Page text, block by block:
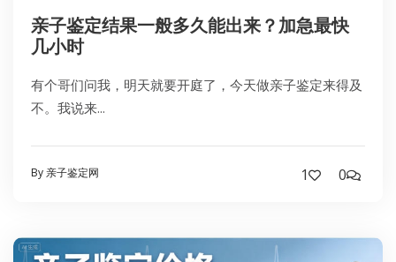
亲子鉴定结果一般多久能出来？加急最快
几小时
有个哥们问我，明天就要开庭了，今天做亲子鉴定来得及
不。我说来...
By 亲子鉴定网 1 0